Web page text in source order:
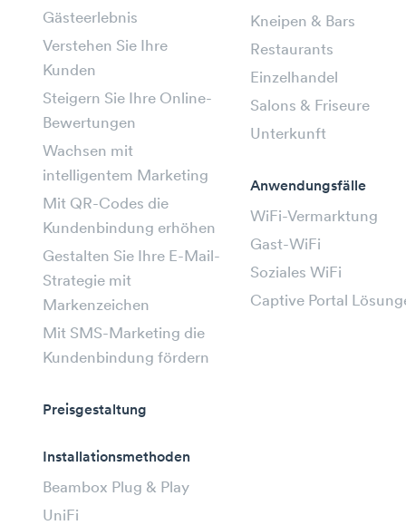
Gästeerlebnis
Verstehen Sie Ihre
Kunden
Steigern Sie Ihre Online-
Bewertungen
Wachsen mit
intelligentem Marketing
Mit QR-Codes die
Kundenbindung erhöhen
Gestalten Sie Ihre E-Mail-
Strategie mit
Markenzeichen
Mit SMS-Marketing die
Kundenbindung fördern
Preisgestaltung
Installationsmethoden
Beambox Plug & Play
UniFi
Kneipen & Bars
Restaurants
Einzelhandel
Salons & Friseure
Unterkunft
Anwendungsfälle
WiFi-Vermarktung
Gast-WiFi
Soziales WiFi
Captive Portal